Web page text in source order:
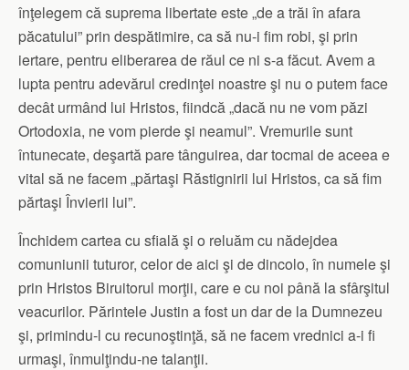
înţelegem că suprema libertate este „de a trăi în afara
păcatului” prin despătimire, ca să nu-i fim robi, şi prin
iertare, pentru eliberarea de răul ce ni s-a făcut. Avem a
lupta pentru adevărul credinţei noastre şi nu o putem face
decât urmând lui Hristos, fiindcă „dacă nu ne vom păzi
Ortodoxia, ne vom pierde şi neamul”. Vremurile sunt
întunecate, deşartă pare tânguirea, dar tocmai de aceea e
vital să ne facem „părtaşi Răstignirii lui Hristos, ca să fim
părtaşi Învierii lui”.
Închidem cartea cu sfială şi o reluăm cu nădejdea
comuniunii tuturor, celor de aici şi de dincolo, în numele şi
prin Hristos Biruitorul morţii, care e cu noi până la sfârşitul
veacurilor. Părintele Justin a fost un dar de la Dumnezeu
şi, primindu-l cu recunoştinţă, să ne facem vrednici a-i fi
urmaşi, înmulţindu-ne talanţii.